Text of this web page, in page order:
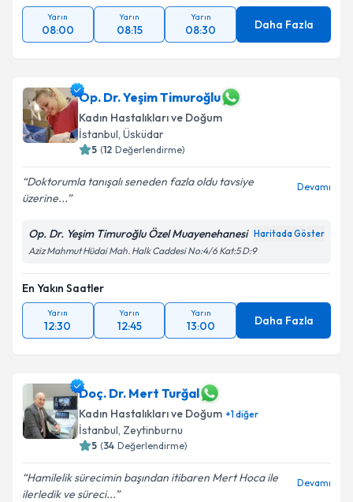
Yarın
08:00
Yarın
08:15
Yarın
08:30 Daha Fazla
Op. Dr. Yeşim Timuroğlu
Kadın Hastalıkları ve Doğum
İstanbul, Üsküdar
5 (12 Değerlendirme)
Doktorumla tanışalı seneden fazla oldu tavsiye
üzerine...
Devamı
Op. Dr. Yeşim Timuroğlu Özel Muayenehanesi Haritada Göster
Aziz Mahmut Hüdai Mah. Halk Caddesi No:4/6 Kat:5 D:9
En Yakın Saatler
Yarın
12:30
Yarın
12:45
Yarın
13:00 Daha Fazla
Doç. Dr. Mert Turğal
Kadın Hastalıkları ve Doğum +1diğer
İstanbul, Zeytinburnu
5 (34 Değerlendirme)
Hamilelik sürecimin başından itibaren Mert Hoca ile
ilerledik ve süreci...
Devamı